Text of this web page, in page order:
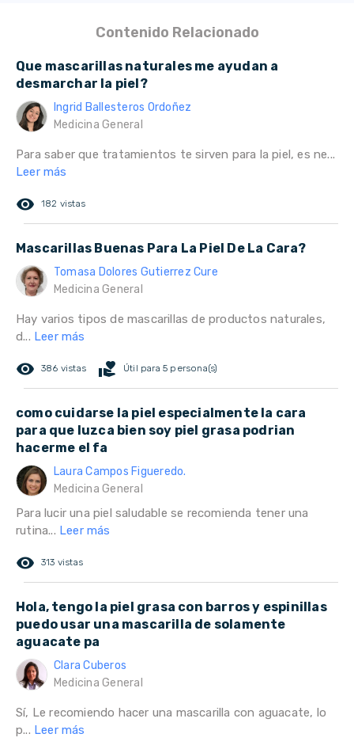
Contenido Relacionado
Que mascarillas naturales me ayudan a
desmarchar la piel?
Ingrid Ballesteros Ordoñez
Medicina General
Para saber que tratamientos te sirven para la piel, es ne...
Leer más
remove_red_eye 182 vistas
Mascarillas Buenas Para La Piel De La Cara?
Tomasa Dolores Gutierrez Cure
Medicina General
Hay varios tipos de mascarillas de productos naturales,
d... Leer más
remove_red_eye 386 vistas volunteer_activism Útil para 5 persona(s)
como cuidarse la piel especialmente la cara
para que luzca bien soy piel grasa podrian
hacerme el fa
Laura Campos Figueredo.
Medicina General
Para lucir una piel saludable se recomienda tener una
rutina... Leer más
remove_red_eye 313 vistas
Hola, tengo la piel grasa con barros y espinillas
puedo usar una mascarilla de solamente
aguacate pa
Clara Cuberos
Medicina General
Sí, Le recomiendo hacer una mascarilla con aguacate, lo
p... Leer más